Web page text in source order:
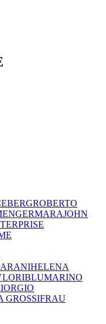
ROBERTO
MARAJOHN
HELENA
LORIBLUMARINO
GROSSIFRAU